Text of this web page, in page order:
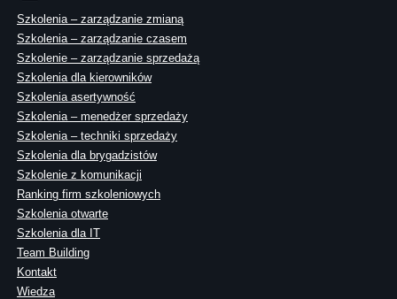
Szkolenia – zarządzanie zmianą
Szkolenia – zarządzanie czasem
Szkolenie – zarządzanie sprzedażą
Szkolenia dla kierowników
Szkolenia asertywność
Szkolenia – menedżer sprzedaży
Szkolenia – techniki sprzedaży
Szkolenia dla brygadzistów
Szkolenie z komunikacji
Ranking firm szkoleniowych
Szkolenia otwarte
Szkolenia dla IT
Team Building
Kontakt
Wiedza